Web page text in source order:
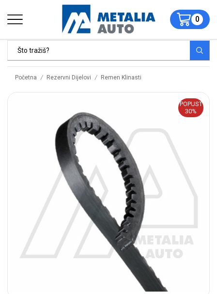
0
Početna / Rezervni Dijelovi / Remen Klinasti
POPUST
30%